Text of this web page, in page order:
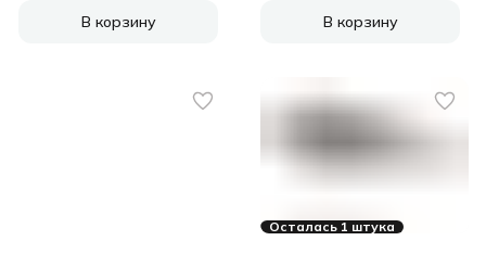
В корзину В корзину
Осталась 1 штука